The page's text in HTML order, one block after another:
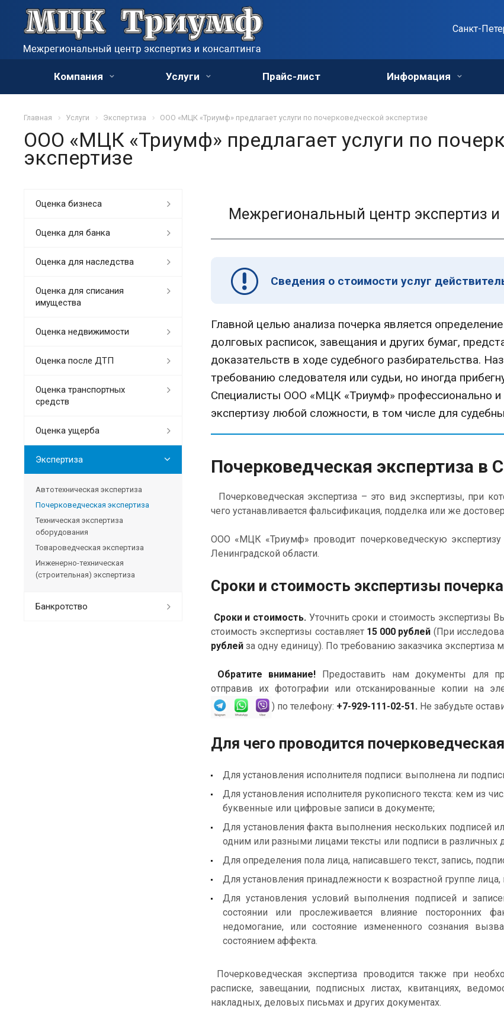
Компания Услуги Прайс-лист Информация
Главная Услуги Экспертиза ООО «МЦК «Триумф» предлагает услуги по почерковедческой экспертизе
ООО «МЦК «Триумф» предлагает услуги по
экспертизе
Межрегиональный центр экспертиз
Сведения о стоимости услуг
Главной целью анализа почерка является
долговых расписок, завещания и других бумаг,
доказательств в ходе судебного разбирательства.
требованию следователя или судьи, но иногда
Специалисты ООО «МЦК «Триумф» профессионально
экспертизу любой сложности, в том числе для
Почерковедческая экспертиза в
Почерковедческая экспертиза – это вид экспертизы, при
чего устанавливается фальсификация, подделка или же
ООО «МЦК «Триумф» проводит почерковедческую
Ленинградской области.
Сроки и стоимость экспертизы
Сроки и стоимость. Уточнить сроки и стоимость экспертизы
стоимость экспертизы составляет 15 000 рублей (При
рублей за одну единицу). По требованию заказчика
Обратите внимание!
Предоставить нам документы для
отправив их фотографии или отсканированные копии на
) по телефону: +7-929-111-02-51. Не забудьте
Для чего проводится
Для установления исполнителя подписи: выполнена ли
Для установления исполнителя рукописного текста: кем из
буквенные или цифровые записи в документе;
Для установления факта выполнения нескольких подписей
одним или разными лицами тексты или подписи в различных
Для определения пола лица, написавшего текст, запись,
Для установления принадлежности к возрастной группе лица,
Для установления условий выполнения подписей и
состоянии или прослеживается влияние посторонних
недомогание, или состояние измененного сознания
состоянием аффекта.
Почерковедческая экспертиза проводится также при
расписке, завещании, подписных листах, квитанциях,
накладных, деловых письмах и других документах.
Оценка бизнеса
Оценка для банка
Оценка для наследства
Оценка для списания
имущества
Оценка недвижимости
Оценка после ДТП
Оценка транспортных
средств
Оценка ущерба
Экспертиза
Автотехническая экспертиза
Почерковедческая экспертиза
Техническая экспертиза
оборудования
Товароведческая экспертиза
Инженерно-техническая
(строительная) экспертиза
Банкротство